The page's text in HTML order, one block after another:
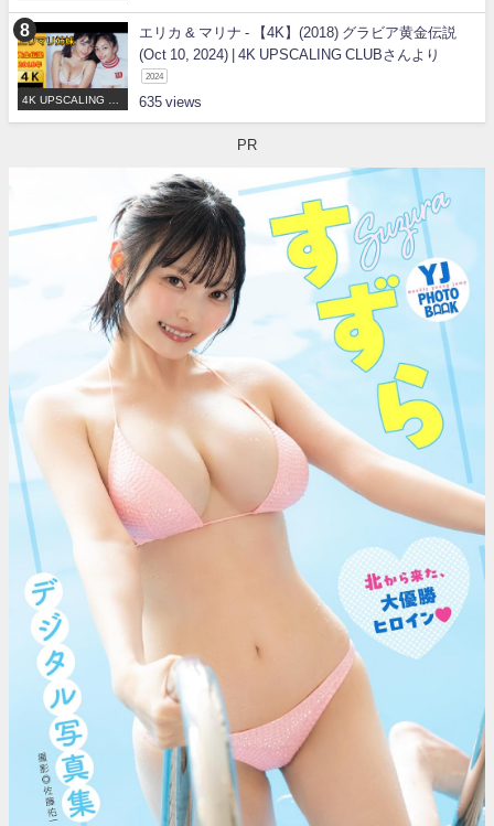
4K UPSCALING CL
エリカ & マリナ - 【4K】(2018) グラビア黄金伝説
(Oct 10, 2024) | 4K UPSCALING CLUBさんより
2024
635
PR